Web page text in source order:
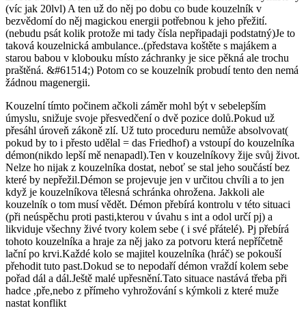
(víc jak 20lvl) A ten už do něj po dobu co bude kouzelník v
bezvědomí do něj magickou energii potřebnou k jeho přežití.
(nebudu psát kolik protože mi tady čísla nepřipadaji podstatný)Je to
taková kouzelnická ambulance..(představa koštěte s majákem a
starou babou v klobouku místo záchranky je sice pěkná ale trochu
praštěná. &#61514;) Potom co se kouzelník probudí tento den nemá
žádnou magenergii.
Kouzelní tímto počinem ačkoli záměr mohl být v sebelepším
úmyslu, snižuje svoje přesvedčení o dvě pozice dolů.Pokud už
přesáhl úroveň zákoně zlí. Už tuto proceduru nemůže absolvovat(
pokud by to i přesto udělal = das Friedhof) a vstoupí do kouzelníka
démon(nikdo lepší mě nenapadl).Ten v kouzelníkovy žije svůj život.
Nelze ho nijak z kouzelníka dostat, neboť se stal jeho součástí bez
které by nepřežil.Démon se projevuje jen v určitou chvíli a to jen
když je kouzelníkova tělesná schránka ohrožena. Jakkoli ale
kouzelník o tom musí vědět. Démon přebírá kontrolu v této situaci
(při neúspěchu proti pasti,kterou v úvahu s int a odol určí pj) a
likviduje všechny živé tvory kolem sebe ( i své přátelé). Pj přebírá
tohoto kouzelníka a hraje za něj jako za potvoru která nepříčetně
lační po krvi.Každé kolo se majitel kouzelníka (hráč) se pokouší
přehodit tuto past.Dokud se to nepodaří démon vraždí kolem sebe
pořad dál a dál.Ještě malé upřesnění.Tato situace nastává třeba při
hadce ,pře,nebo z přímeho vyhrožování s kýmkoli z které muže
nastat konflikt